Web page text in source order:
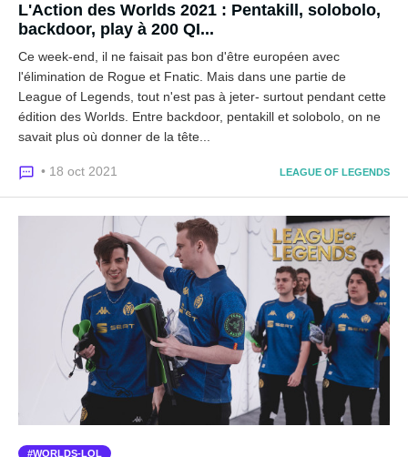
L'Action des Worlds 2021 : Pentakill, solobolo,
backdoor, play à 200 QI...
Ce week-end, il ne faisait pas bon d'être européen avec
l'élimination de Rogue et Fnatic. Mais dans une partie de
League of Legends, tout n'est pas à jeter- surtout pendant cette
édition des Worlds. Entre backdoor, pentakill et solobolo, on ne
savait plus où donner de la tête...
• 18 oct 2021 LEAGUE OF LEGENDS
WORLDS-LOL